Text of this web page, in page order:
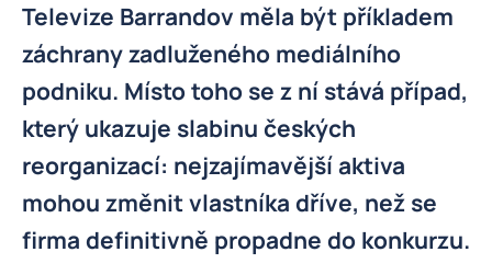
Televize Barrandov měla být příkladem
záchrany zadluženého mediálního
podniku. Místo toho se z ní stává případ,
který ukazuje slabinu českých
reorganizací: nejzajímavější aktiva
mohou změnit vlastníka dříve, než se
firma definitivně propadne do konkurzu.